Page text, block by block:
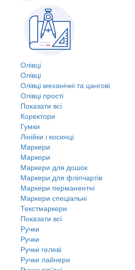
Олівці
Олівці
Олівці механічні та цангові
Олівці прості
Показати всі
Коректори
Гумки
Лінійки і косинці
Маркери
Маркери
Маркери для дошок
Маркери для фліпчартів
Маркери перманентні
Маркери спеціальні
Текстмаркери
Показати всі
Ручки
Ручки
Ручки гелеві
Ручки лайнери